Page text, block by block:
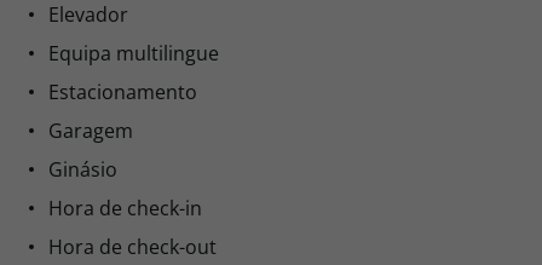
Elevador
Equipa multilingue
Estacionamento
Garagem
Ginásio
Hora de check-in
Hora de check-out